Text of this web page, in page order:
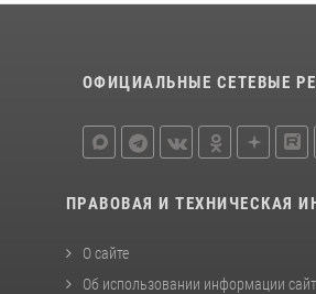
время фестиваля
ОФИЦИАЛЬНЫЕ СЕТЕВЫЕ
ПРАВОВАЯ И ТЕХНИЧЕСКАЯ
О сайте
Об использовании информации